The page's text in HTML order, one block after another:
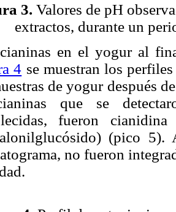
3. Valores de pH
extractos, durante un
en el yogur al
4 se muestran los
de yogur después
que se
fueron
(pico 5).
no fueron